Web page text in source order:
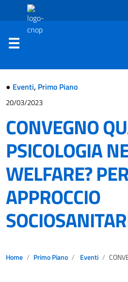
● Eventi, Primo Piano
20/03/2023
CONVEGNO
PSICOLOGIA
WELFARE?
APPROCCIO
Home Primo Piano Eventi CONVEGNO